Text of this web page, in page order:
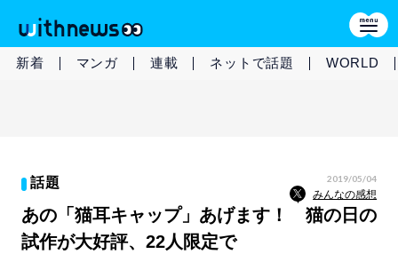
新着 マンガ 連載 ネットで話題 WORLD
話題 2019/05/04
みんなの感想
あの「猫耳キャップ」あげます！ 猫の日の
試作が大好評、22人限定で